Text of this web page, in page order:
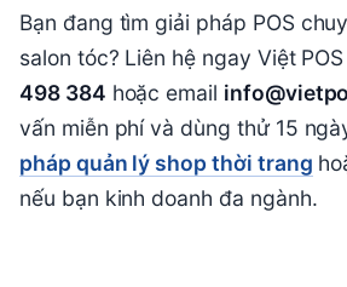
Bạn đang tìm giải pháp POS
salon tóc? Liên hệ ngay Việt
498 384 hoặc email
vấn miễn phí và dùng thử 15
pháp quản lý shop thời trang
nếu bạn kinh doanh đa ngành.